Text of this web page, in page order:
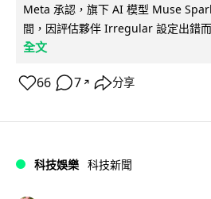
Meta 承認，旗下 AI 模型 Muse
間，因評估夥伴 Irregular 設定出錯
全文
66 7 ↗ 分享
科技娛樂 科技新聞